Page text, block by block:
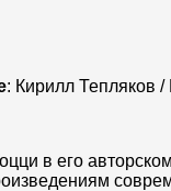
: Кирилл Тепляков
в его